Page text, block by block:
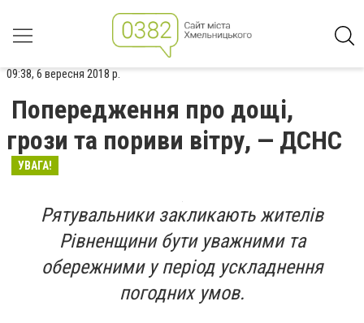
09:38, 6 вересня 2018 р.
Попередження про дощі,
грози та пориви вітру, — ДСНС
УВАГА!
Рятувальники закликають жителів
Рівненщини бути уважними та
обережними у період ускладнення
погодних умов.